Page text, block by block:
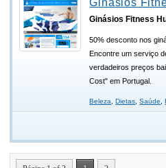
Ginásios
Ginásios Fitness
50% desconto nos
Encontre um serviço
verdadeiros preços
Cost" em Portugal.
Beleza, Dietas,Saúde,